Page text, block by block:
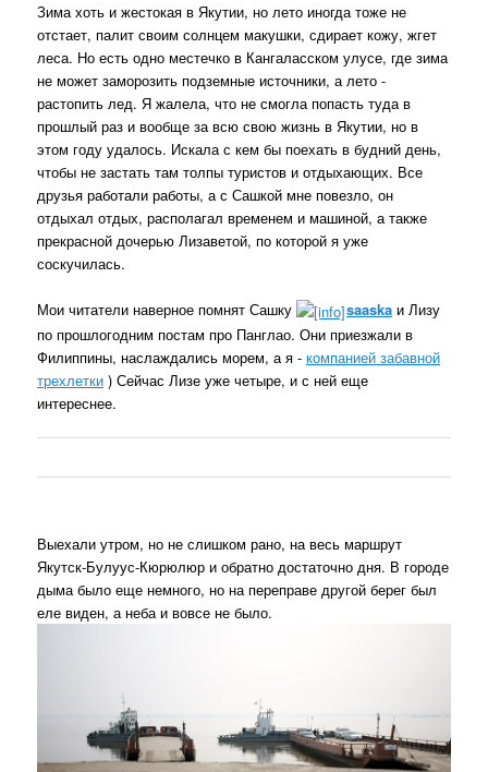
Зима хоть и жестокая в Якутии, но лето иногда тоже не
отстает, палит своим солнцем макушки, сдирает кожу, жгет
леса. Но есть одно местечко в Кангаласском улусе, где зима
не может заморозить подземные источники, а лето -
растопить лед. Я жалела, что не смогла попасть туда в
прошлый раз и вообще за всю свою жизнь в Якутии, но в
этом году удалось. Искала с кем бы поехать в будний день,
чтобы не застать там толпы туристов и отдыхающих. Все
друзья работали работы, а с Сашкой мне повезло, он
отдыхал отдых, располагал временем и машиной, а также
прекрасной дочерью Лизаветой, по которой я уже
соскучилась.
Мои читатели наверное помнят Сашку saaska и Лизу
по прошлогодним постам про Панглао. Они приезжали в
Филиппины, наслаждались морем, а я -компанией забавной
трехлетки ) Сейчас Лизе уже четыре, и с ней еще
интереснее.
Выехали утром, но не слишком рано, на весь маршрут
Якутск-Булуус-Кюрюлюр и обратно достаточно дня. В городе
дыма было еще немного, но на переправе другой берег был
еле виден, а неба и вовсе не было.